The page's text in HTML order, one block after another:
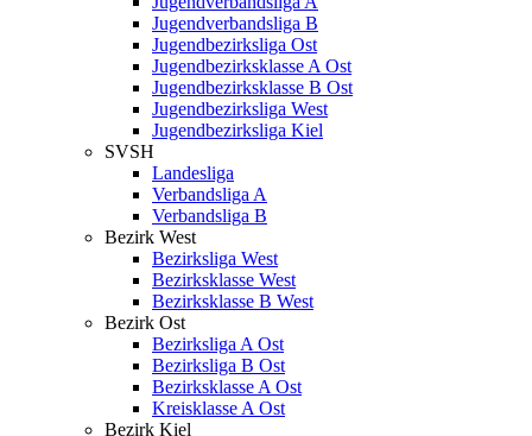
Jugendverbandsliga B
Jugendbezirksliga Ost
Jugendbezirksklasse A Ost
Jugendbezirksklasse B Ost
Jugendbezirksliga West
Jugendbezirksliga Kiel
SVSH
Landesliga
Verbandsliga A
Verbandsliga B
Bezirk West
Bezirksliga West
Bezirksklasse West
Bezirksklasse B West
Bezirk Ost
Bezirksliga A Ost
Bezirksliga B Ost
Bezirksklasse A Ost
Kreisklasse A Ost
Bezirk Kiel